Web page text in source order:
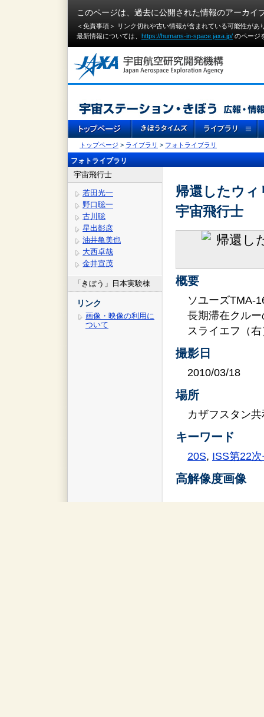
このページは、過去に公開された情報のアーカイ
＜免責事項＞ リンク切れや古い情報が含まれている可能性が
最新情報については、 https://humans-in-space.jaxa.jp/ のページ
トップページ > ライブラリ > フォトライブラリ
フォトライブラリ
宇宙飛行士
若田光一
野口聡一
古川聡
星出彰彦
油井亀美也
大西卓哉
金井宣茂
「きぼう」日本実験棟
リンク
画像・映像の利用に
ついて
帰還したウィ
宇宙飛行士
概要
ソユーズTMA-
長期滞在クル
スライエフ（
撮影日
2010/03/18
場所
カザフスタン
キーワード
20S, ISS第22
高解像度画像